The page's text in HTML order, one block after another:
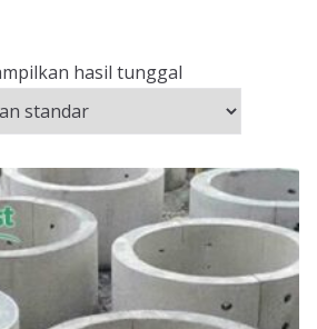
hasil tunggal